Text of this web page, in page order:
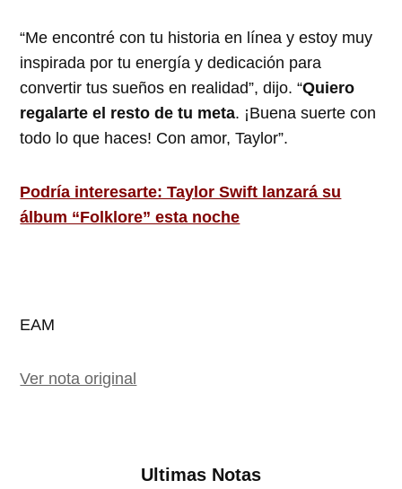
“Me encontré con tu historia en línea y estoy muy
inspirada por tu energía y dedicación para
convertir tus sueños en realidad”, dijo. “Quiero
regalarte el resto de tu meta. ¡Buena suerte con
todo lo que haces! Con amor, Taylor”.
Podría interesarte: Taylor Swift lanzará su
álbum “Folklore” esta noche
EAM
Ver nota original
Ultimas Notas